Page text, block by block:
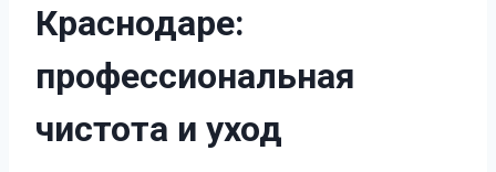
Краснодаре:
профессиональная
чистота и уход